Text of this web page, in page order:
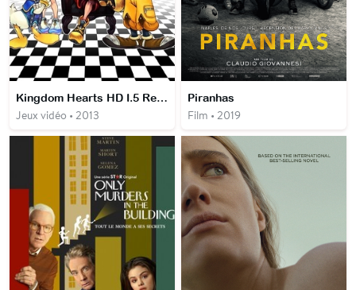
Kingdom Hearts HD I.5 ReMIX
Jeux vidéo • 2013
Piranhas
Film • 2019